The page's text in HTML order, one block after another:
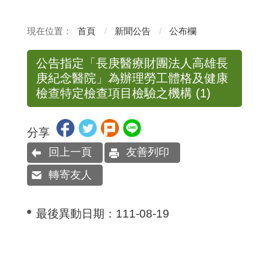
首頁 新聞公告 公布欄
公告指定「長庚醫療財團法人高雄長
庚紀念醫院」為辦理勞工體格及健康
檢查特定檢查項目檢驗之機構 (1)
分享
回上一頁
友善列印
轉寄友人
最後異動日期： 111-08-19